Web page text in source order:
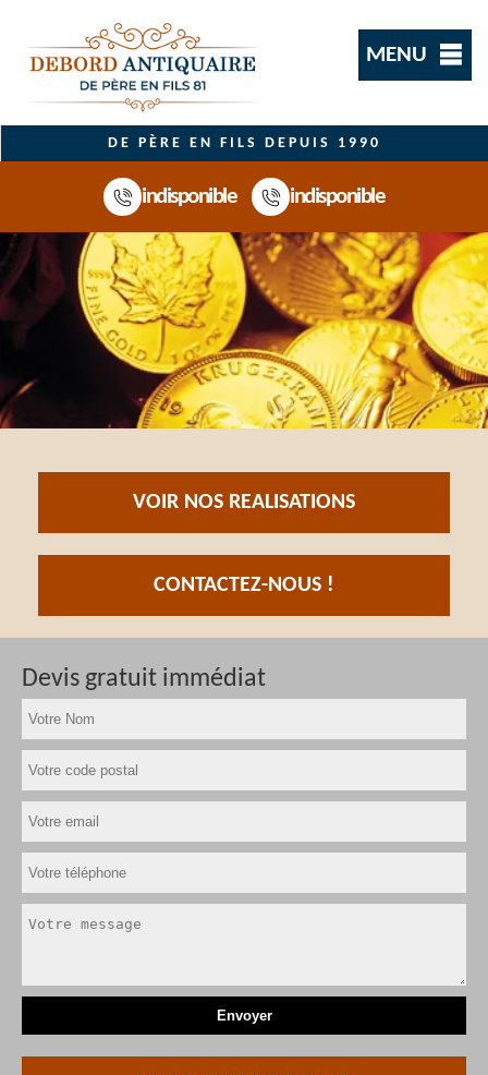
MENU
DE PÈRE EN FILS DEPUIS 1990
indisponible indisponible
VOIR NOS REALISATIONS
CONTACTEZ-NOUS !
Devis gratuit immédiat